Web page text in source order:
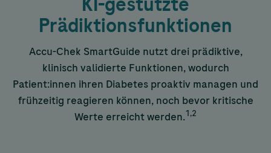
Prädiktionsfunktionen
Accu-Chek SmartGuide nutzt drei prädiktive,
klinisch validierte Funktionen, wodurch
Patient:innen ihren Diabetes proaktiv managen und
frühzeitig reagieren können, noch bevor kritische
Werte erreicht werden.1,2